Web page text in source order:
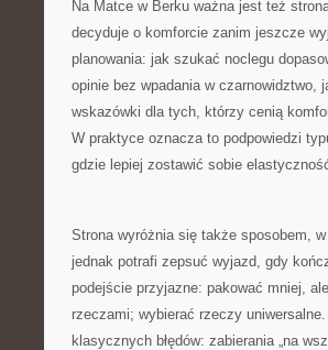
Na Matce w Berku ważna jest też
decyduje o komforcie zanim jeszcze
planowania: jak szukać noclegu
opinie bez wpadania w
wskazówki dla tych, którzy cenią
W praktyce oznacza to podpowiedzi
gdzie lepiej zostawić sobie
Strona wyróżnia się także sposobem,
jednak potrafi zepsuć wyjazd, gdy
podejście przyjazne: pakować mniej,
rzeczami; wybierać rzeczy
klasycznych błędów: zabierania „na